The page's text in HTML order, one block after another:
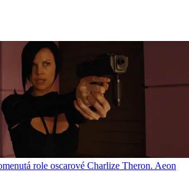
role oscarové Charlize Theron. Aeon